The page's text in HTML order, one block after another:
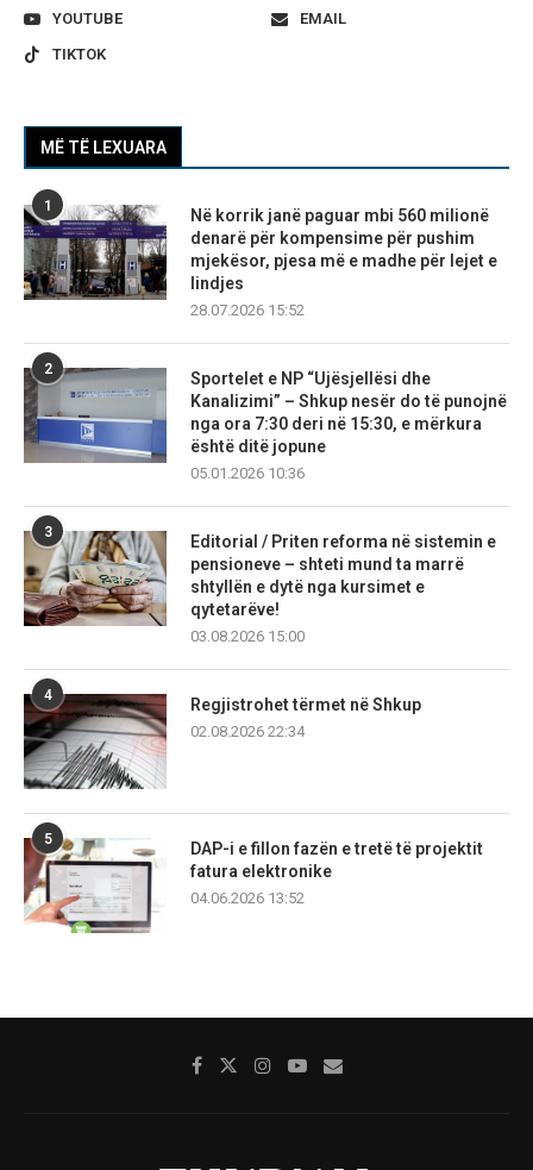
YOUTUBE
EMAIL
TIKTOK
MË TË LEXUARA
1
Në korrik janë paguar mbi 560 milionë
denarë për kompensime për pushim
mjekësor, pjesa më e madhe për lejet e
lindjes
28.07.2026 15:52
2
Sportelet e NP “Ujësjellësi dhe
Kanalizimi” – Shkup nesër do të punojnë
nga ora 7:30 deri në 15:30, e mërkura
është ditë jopune
05.01.2026 10:36
3
Editorial / Priten reforma në sistemin e
pensioneve – shteti mund ta marrë
shtyllën e dytë nga kursimet e
qytetarëve!
03.08.2026 15:00
4
Regjistrohet tërmet në Shkup
02.08.2026 22:34
5
DAP-i e fillon fazën e tretë të projektit
fatura elektronike
04.06.2026 13:52